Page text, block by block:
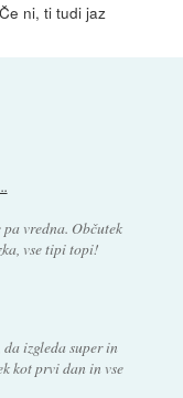
ni, ti tudi jaz
vredna. Občutek
vse tipi topi!
izgleda super in
kot prvi dan in vse